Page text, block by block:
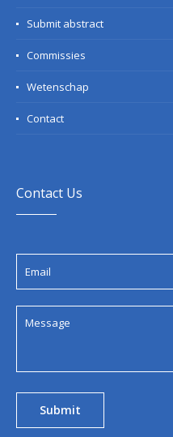
Submit abstract
Commissies
Wetenschap
Contact
Contact Us